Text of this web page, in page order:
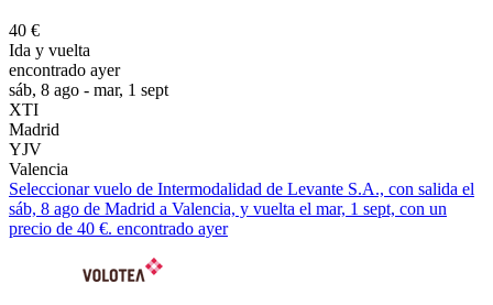
40 €
Ida y vuelta
encontrado ayer
sáb, 8 ago - mar, 1 sept
XTI
Madrid
YJV
Valencia
Seleccionar vuelo de Intermodalidad de Levante S.A., con salida el
sáb, 8 ago de Madrid a Valencia, y vuelta el mar, 1 sept, con un
precio de 40 €. encontrado ayer